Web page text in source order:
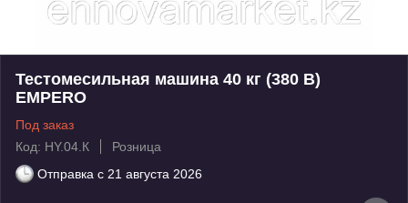
Тестомесильная машина 40 кг (380 В)
EMPERO
Под заказ
Код: HY.04.К
Розница
Отправка с 21 августа 2026